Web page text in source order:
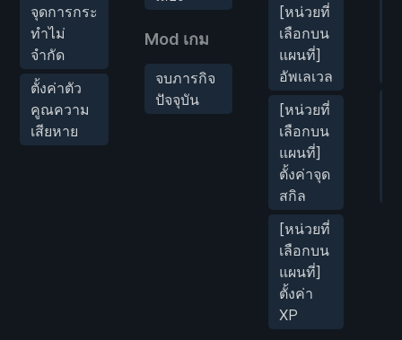
จุดการกระ
ทำไม่
จำกัด
ตั้งค่าตัว
คูณความ
เสียหาย
Mod เกม
จบภารกิจ
ปัจจุบัน
[หน่วยที่
เลือกบน
แผนที่]
อัพเลเวล
[หน่วยที่
เลือกบน
แผนที่]
ตั้งค่าจุด
สกิล
[หน่วยที่
เลือกบน
แผนที่]
ตั้งค่า
XP